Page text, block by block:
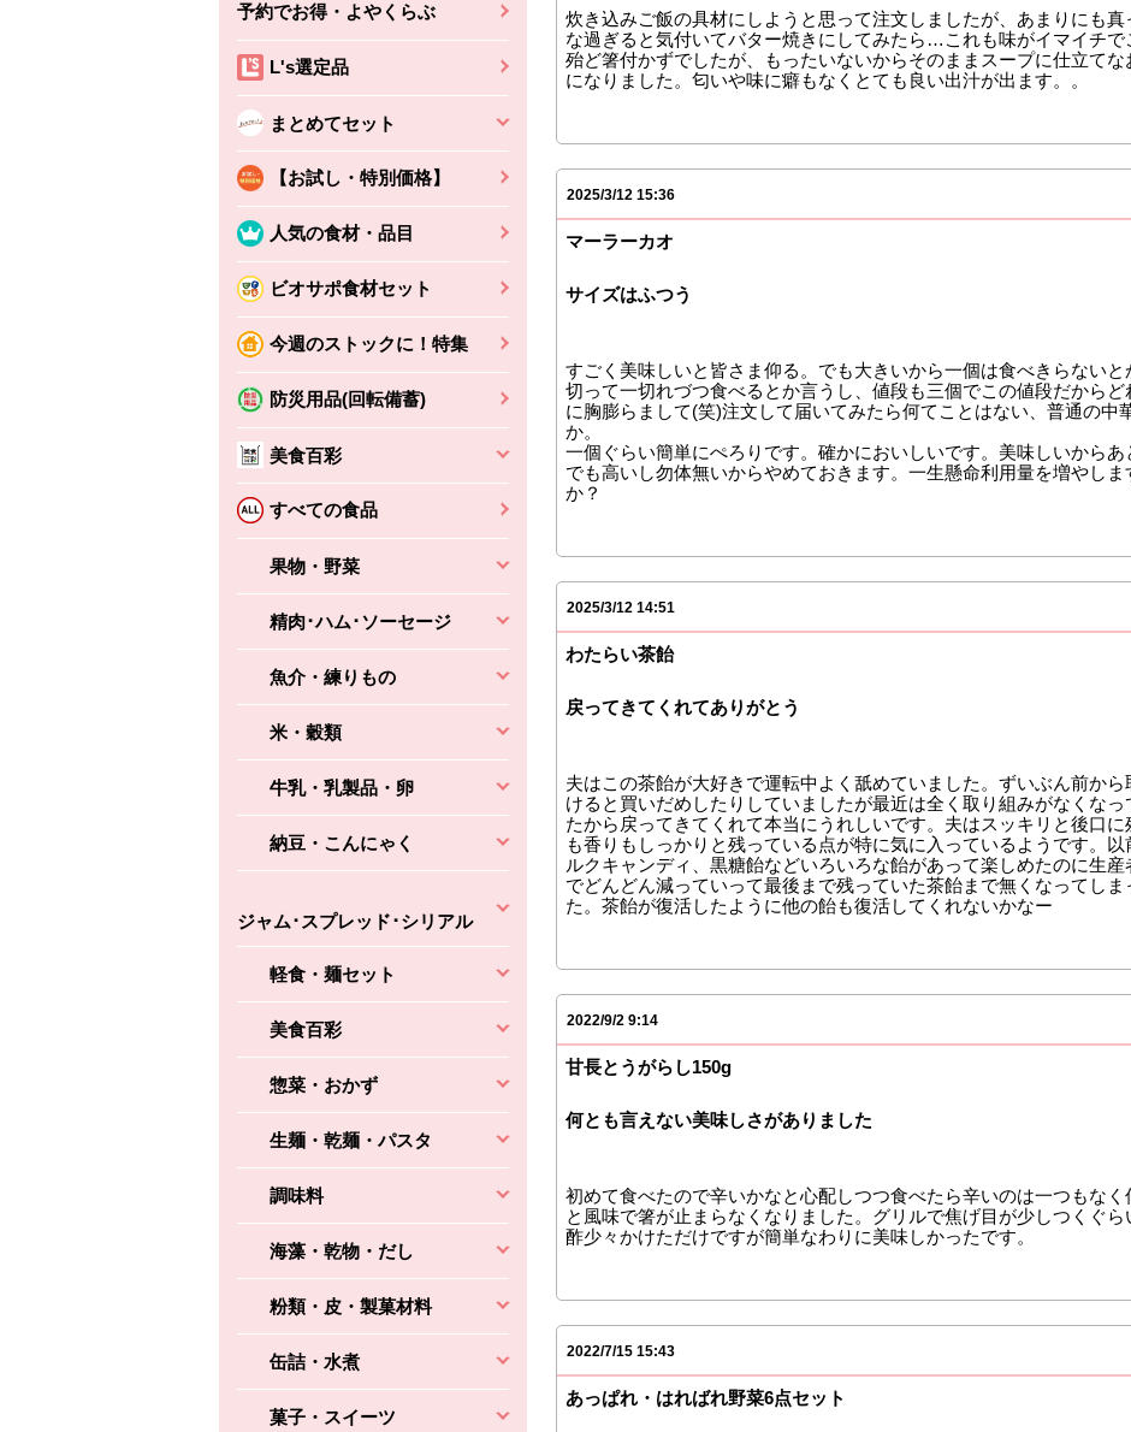
予約でお得・よやくらぶ
L's選定品
まとめてセット
【お試し・特別価格】
人気の食材・品目
ビオサポ食材セット
今週のストックに！特集
防災用品(回転備蓄)
美食百彩
すべての食品
果物・野菜
精肉･ハム･ソーセージ
魚介・練りもの
米・穀類
牛乳・乳製品・卵
納豆・こんにゃく
ジャム･スプレッド･シリアル
軽食・麺セット
美食百彩
惣菜・おかず
生麺・乾麺・パスタ
調味料
海藻・乾物・だし
粉類・皮・製菓材料
缶詰・水煮
菓子・スイーツ
炊き込みご飯の具材にしようと思って注文しましたが、あまりにも
な過ぎると気付いてバター焼きにしてみたら…これも味がイマイチで
殆ど箸付かずでしたが、もったいないからそのままスープに仕立て
になりました。匂いや味に癖もなくとても良い出汁が出ます。。
2025/3/12 15:36
マーラーカオ
サイズはふつう
すごく美味しいと皆さま仰る。でも大きいから一個は食べきらない
切って一切れづつ食べるとか言うし、値段も三個でこの値段だから
に胸膨らまして(笑)注文して届いてみたら何てことはない、普通の中
か。
一個ぐらい簡単にぺろりです。確かにおいしいです。美味しいからあ
でも高いし勿体無いからやめておきます。一生懸命利用量を増やし
か？
2025/3/12 14:51
わたらい茶飴
戻ってきてくれてありがとう
夫はこの茶飴が大好きで運転中よく舐めていました。ずいぶん前か
けると買いだめしたりしていましたが最近は全く取り組みがなくな
たから戻ってきてくれて本当にうれしいです。夫はスッキリと後口
も香りもしっかりと残っている点が特に気に入っているようです。
ルクキャンディ、黒糖飴などいろいろな飴があって楽しめたのに生
でどんどん減っていって最後まで残っていた茶飴まで無くなってし
た。茶飴が復活したように他の飴も復活してくれないかなー
2022/9/2 9:14
甘長とうがらし150g
何とも言えない美味しさがありました
初めて食べたので辛いかなと心配しつつ食べたら辛いのは一つもな
と風味で箸が止まらなくなりました。グリルで焦げ目が少しつくぐ
酢少々かけただけですが簡単なわりに美味しかったです。
2022/7/15 15:43
あっぱれ・はればれ野菜6点セット